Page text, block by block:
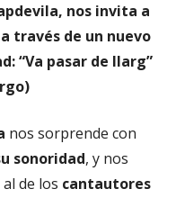
nos invita a
través de un nuevo
“Va pasar de llarg”
nos sorprende con
sonoridad, y nos
de los cantautores